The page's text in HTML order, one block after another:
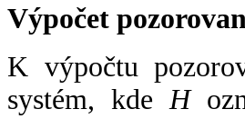
Výpočet
K výpočtu
systém, kde H